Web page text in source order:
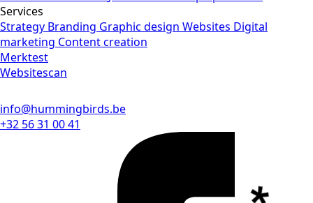
Services
Strategy Branding Graphic design Websites Digital
marketing Content creation
Merktest
Websitescan
info@hummingbirds.be
+32 56 31 00 41